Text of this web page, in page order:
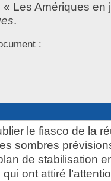
Les Amériques en
.
:
le fiasco de la
sombres
de stabilisation
ont attiré